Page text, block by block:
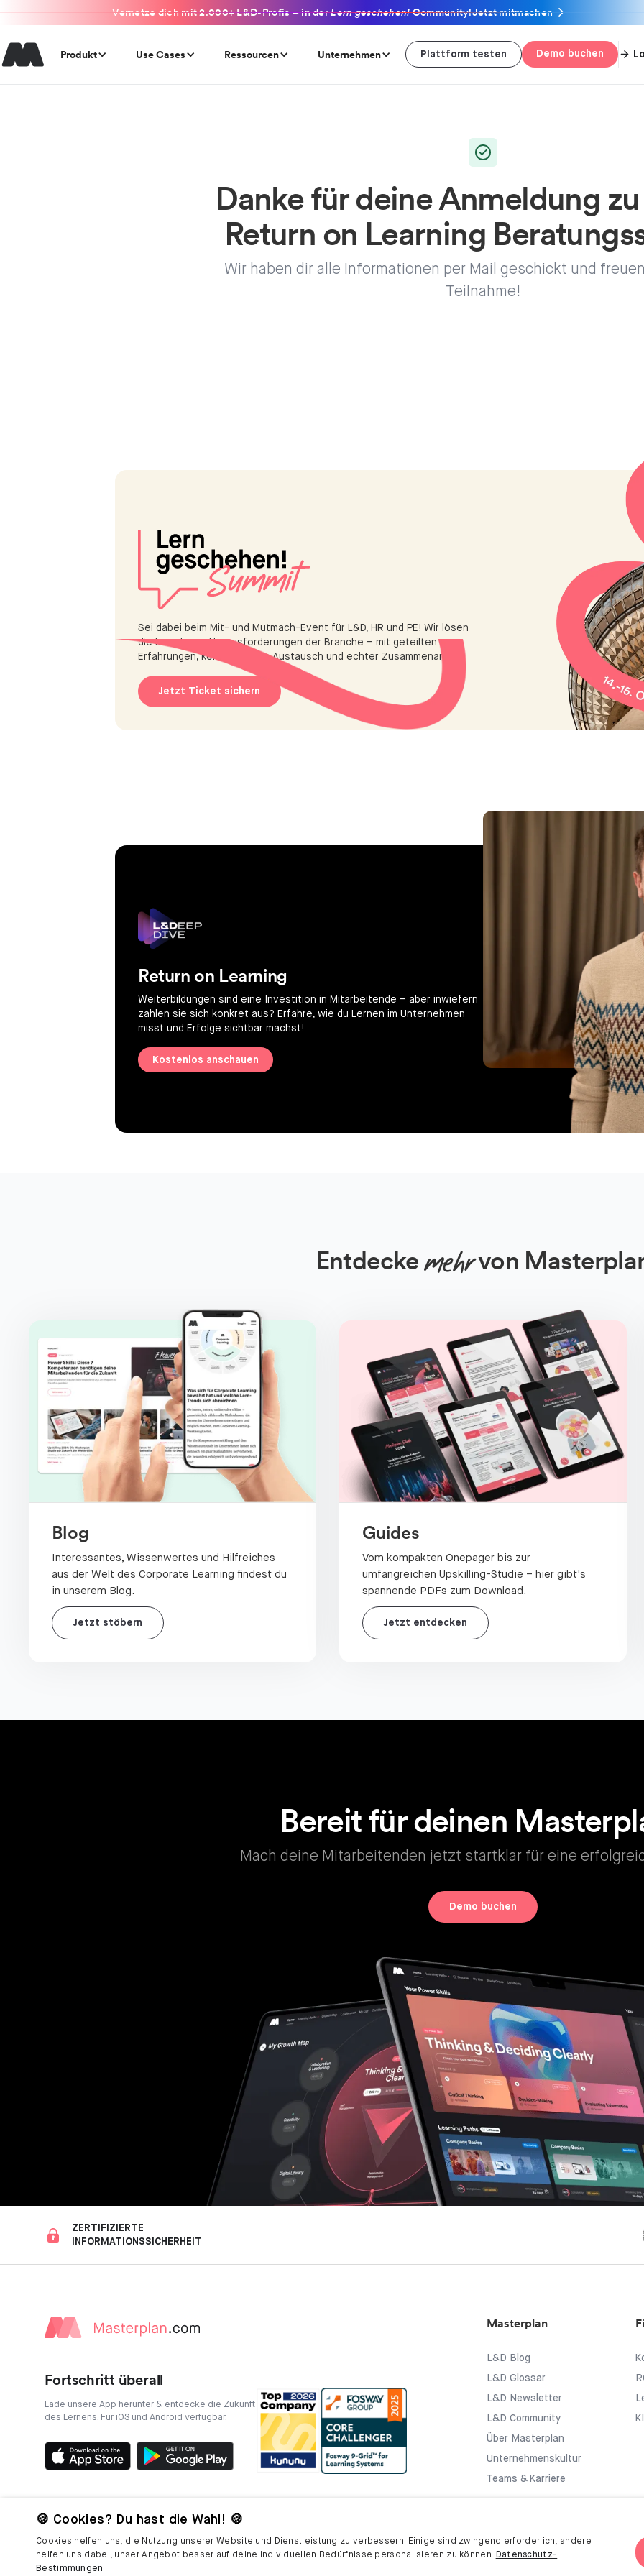
Vernetze dich mit 2.000+ L&D-Profis – in derLern geschehen!Community!Jetzt mitmachen
Produkt Use Cases Ressourcen Unternehmen Plattform testen Demo buchen
Danke für deine Anmeldung
Return on Learning
Wir haben dir alle Informationen per Mail geschickt und
Teilnahme!
Sei dabei beim Mit- und Mutmach-Event für L&D, HR und PE! Wir lösen
die komplexen Herausforderungen der Branche – mit geteilten
Erfahrungen, konsturktivem Austausch und echter Zusammenarbeit.
Jetzt Ticket sichern
Return on Learning
Weiterbildungen sind eine Investition in Mitarbeitende – aber inwiefern
zahlen sie sich konkret aus? Erfahre, wie du Lernen im Unternehmen
misst und Erfolge sichtbar machst!
Kostenlos anschauen
Entdeckemehrvon
Blog
Interessantes, Wissenwertes und Hilfreiches
aus der Welt des Corporate Learning findest du
in unserem Blog.
Jetzt stöbern
Guides
Vom kompakten Onepager bis zur
umfangreichen Upskilling-Studie – hier gibt's
spannende PDFs zum Download.
Jetzt entdecken
Bereit für deinen
Mach deine Mitarbeitenden jetzt startklar für eine
Demo buchen
ZERTIFIZIERTE
INFORMATIONSSICHERHEIT
Fortschritt überall
Lade unsere App herunter & entdecke die Zukunft
des Lernens. Für iOS und Android verfügbar.
Masterplan
L&D Blog
L&D Glossar
L&D Newsletter
L&D Community
Über Masterplan
Unternehmenskultur
Teams & Karriere
🍪 Cookies? Du hast die Wahl! 🍪
Cookies helfen uns, die Nutzung unserer Website und Dienstleistung zu verbessern. Einige sind zwingend erforderlich, andere
helfen uns dabei, unser Angebot besser auf deine individuellen Bedürfnisse personalisieren zu können. Datenschutz-
Bestimmungen